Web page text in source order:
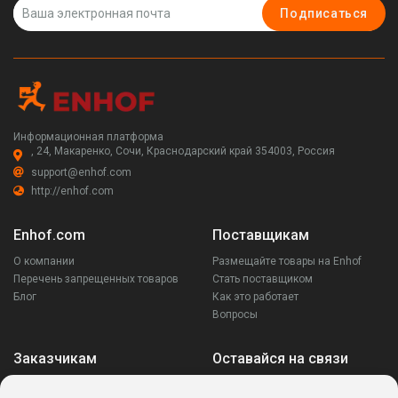
Подписаться
Информационная платформа
, 24, Макаренко, Сочи, Краснодарский край 354003, Россия
support@enhof.com
http://enhof.com
Enhof.com
О компании
Перечень запрещенных товаров
Блог
Поставщикам
Размещайте товары на Enhof
Стать поставщиком
Как это работает
Вопросы
Заказчикам Оставайся на связи